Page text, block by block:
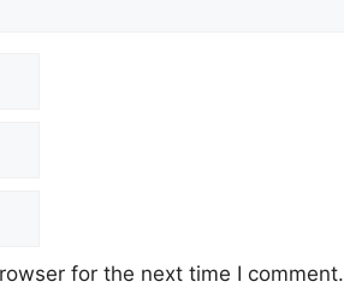
for the next time I comment.